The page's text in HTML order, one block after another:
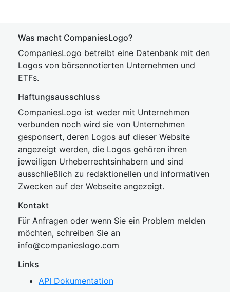
Was macht CompaniesLogo?
CompaniesLogo betreibt eine Datenbank mit den
Logos von börsennotierten Unternehmen und
ETFs.
Haftungsausschluss
CompaniesLogo ist weder mit Unternehmen
verbunden noch wird sie von Unternehmen
gesponsert, deren Logos auf dieser Website
angezeigt werden, die Logos gehören ihren
jeweiligen Urheberrechtsinhabern und sind
ausschließlich zu redaktionellen und informativen
Zwecken auf der Webseite angezeigt.
Kontakt
Für Anfragen oder wenn Sie ein Problem melden
möchten, schreiben Sie an
info@companieslogo.com
Links
API Dokumentation